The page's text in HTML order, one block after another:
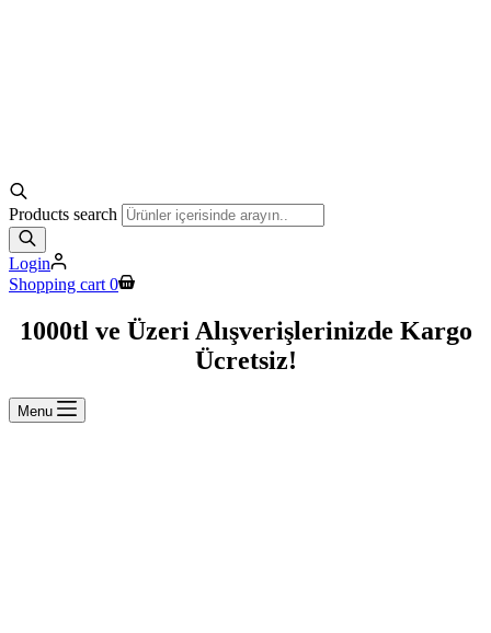
Products search
Login
Shopping cart 0
1000tl ve Üzeri Alışverişlerinizde Kargo
Ücretsiz!
Menu